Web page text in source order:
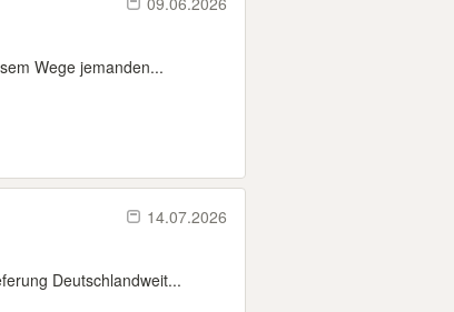
Wege jemanden...
14.07.2026
Deutschlandweit...